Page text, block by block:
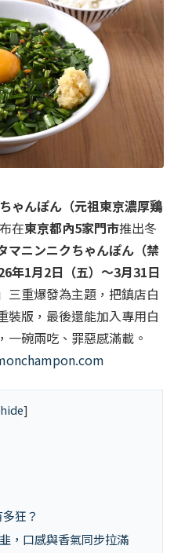
ゃんぽん（元祖東京濃厚鶏
在東京都內5家門市推出冬
マニンニクちゃんぽん（禁
年1月2日（五）～3月31日
」三重爆發為主題，把鎮店白
裝版，最後還能加入專用白
一碗兩吃、罪惡感滿載。
hide]
狂？
，口感與香氣同步拉滿